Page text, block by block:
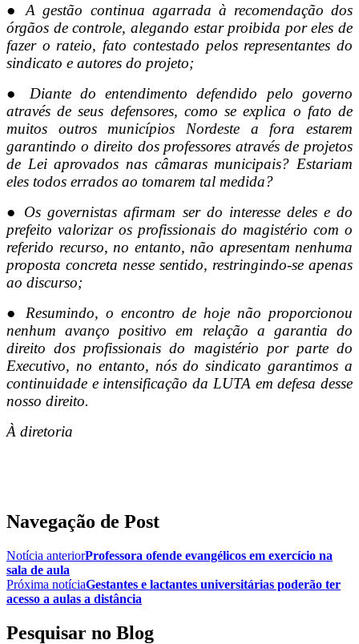
● A gestão continua agarrada à recomendação dos
órgãos de controle, alegando estar proibida por eles de
fazer o rateio, fato contestado pelos representantes do
sindicato e autores do projeto;
● Diante do entendimento defendido pelo governo
através de seus defensores, como se explica o fato de
muitos outros municípios Nordeste a fora estarem
garantindo o direito dos professores através de projetos
de Lei aprovados nas câmaras municipais? Estariam
eles todos errados ao tomarem tal medida?
● Os governistas afirmam ser do interesse deles e do
prefeito valorizar os profissionais do magistério com o
referido recurso, no entanto, não apresentam nenhuma
proposta concreta nesse sentido, restringindo-se apenas
ao discurso;
● Resumindo, o encontro de hoje não proporcionou
nenhum avanço positivo em relação a garantia do
direito dos profissionais do magistério por parte do
Executivo, no entanto, nós do sindicato garantimos a
continuidade e intensificação da LUTA em defesa desse
nosso direito.
À diretoria
Navegação de Post
Notícia anteriorProfessora ofende evangélicos em exercício na
sala de aula
Próxima notíciaGestantes e lactantes universitárias poderão ter
acesso a aulas a distância
Pesquisar no Blog